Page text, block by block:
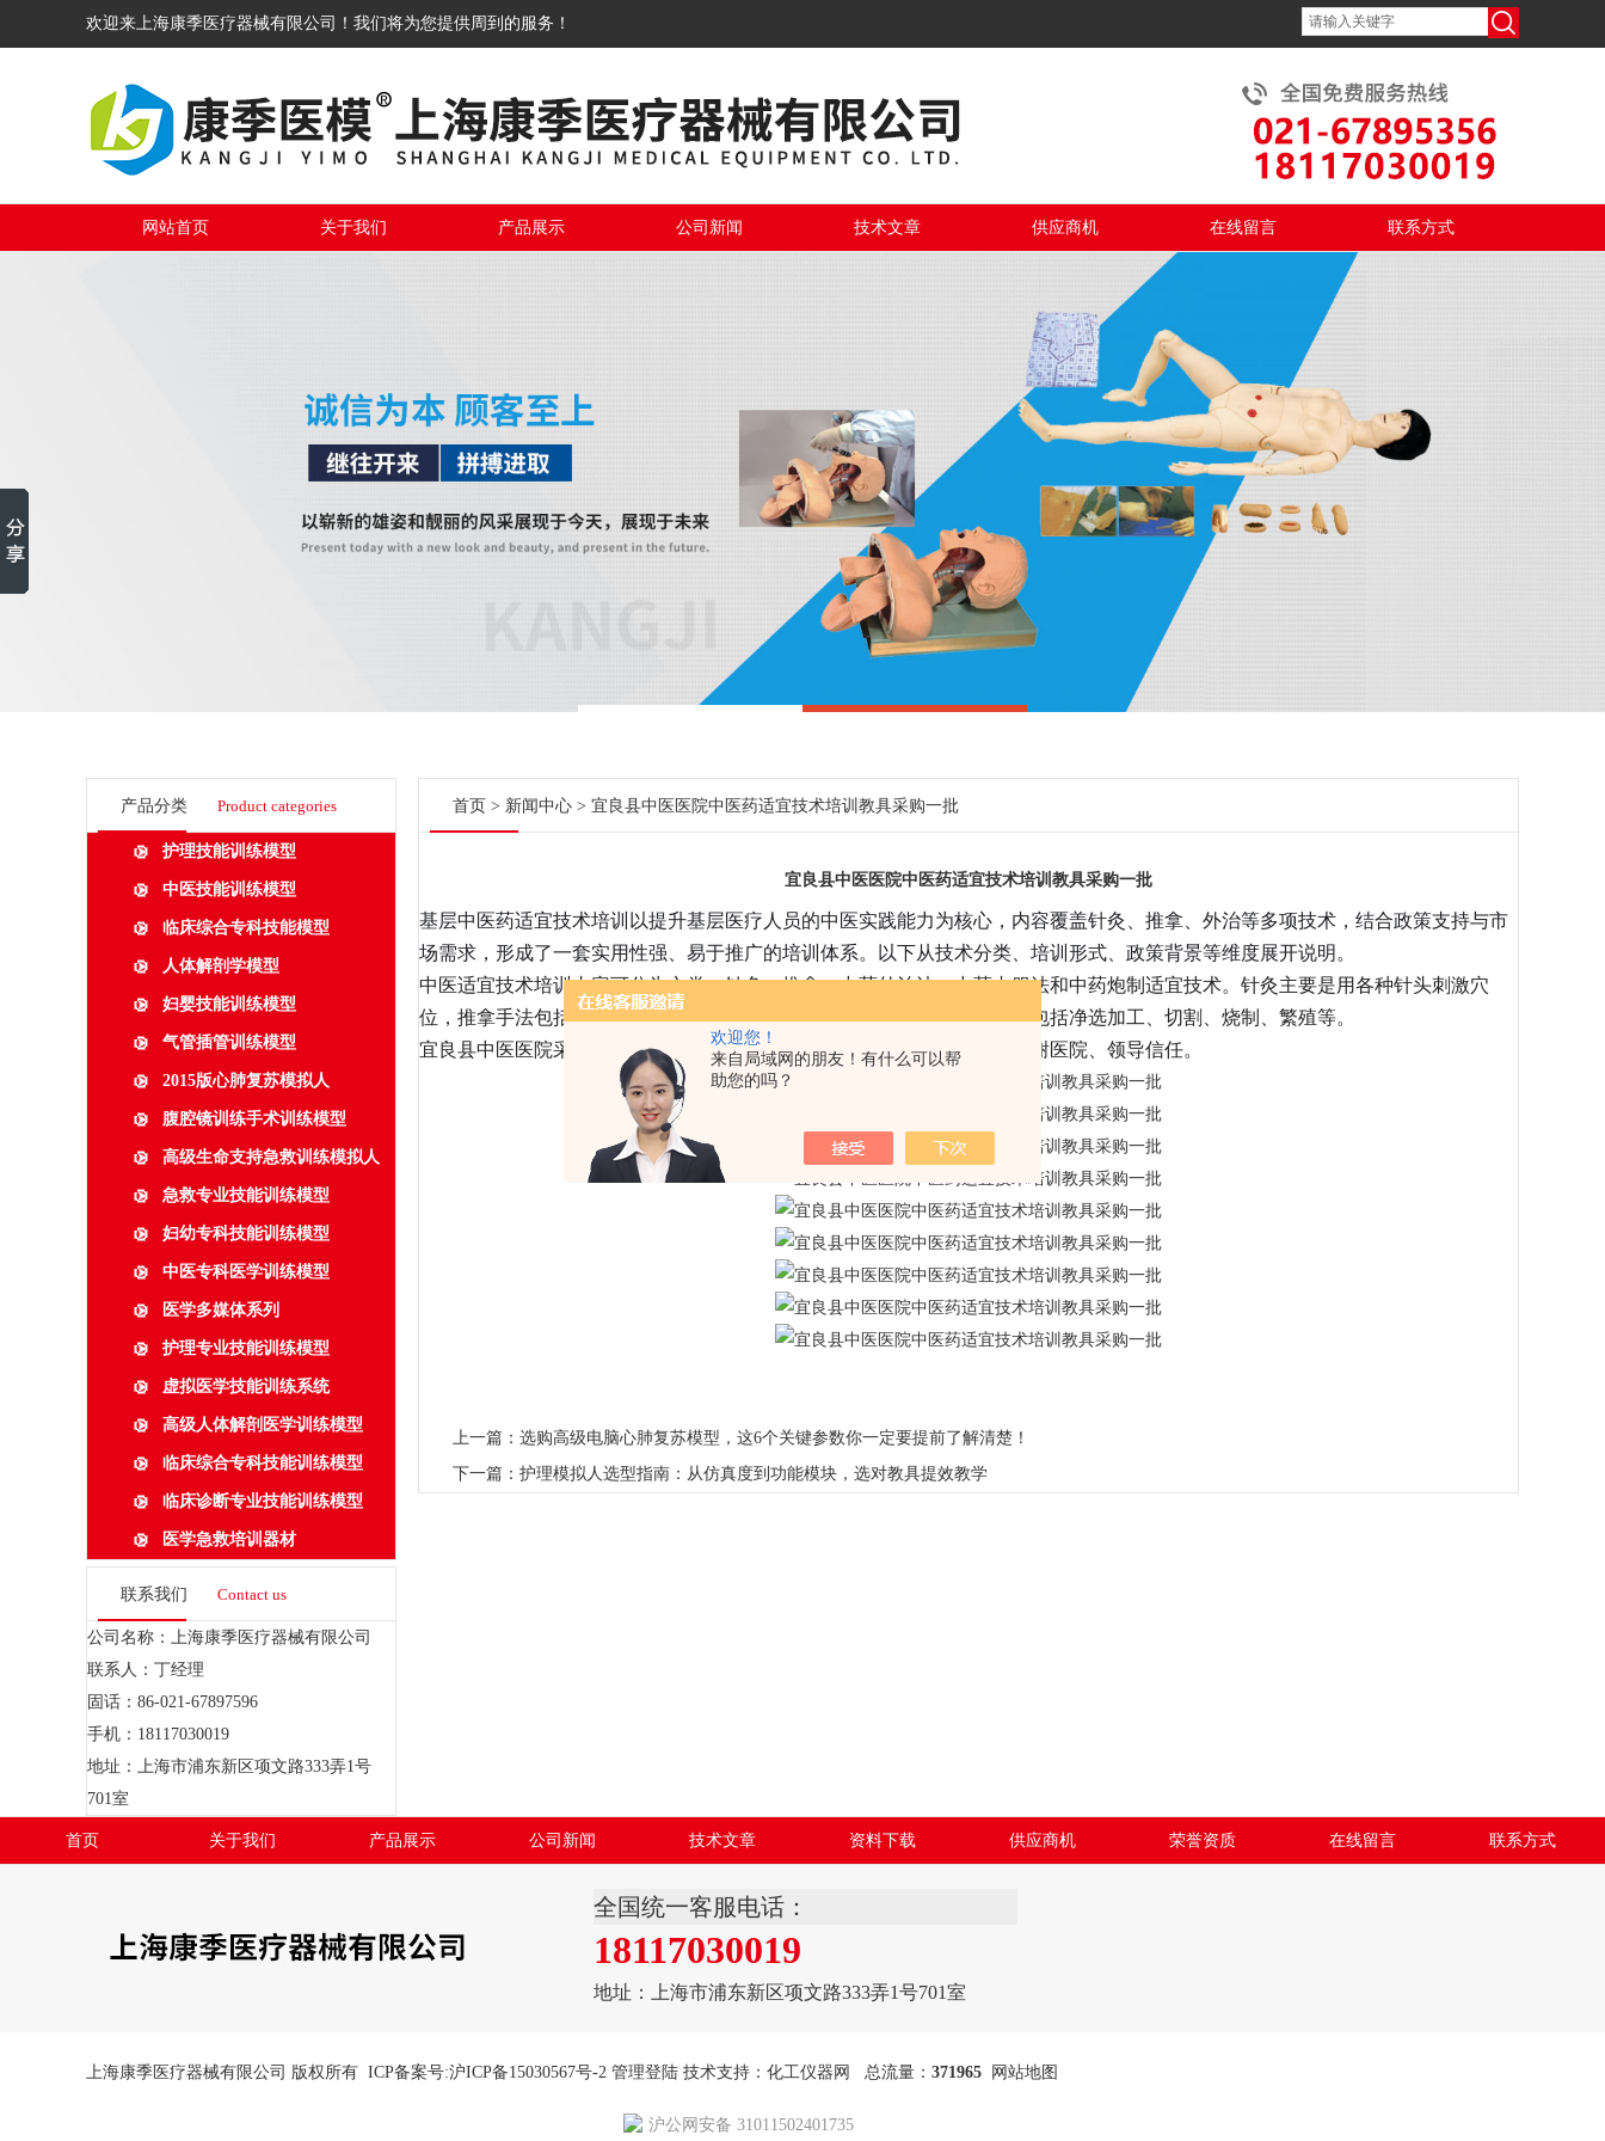
欢迎您！
来自局域网的朋友！有什么可以帮
助您的吗？
欢迎来上海康季医疗器械有限公司！我们将为您提供周到的服务！
网站首页 关于我们 产品展示 公司新闻 技术文章 供应商机 在线留言 联系方式
产品分类 Product categories
护理技能训练模型
中医技能训练模型
临床综合专科技能模型
人体解剖学模型
妇婴技能训练模型
气管插管训练模型
2015版心肺复苏模拟人
腹腔镜训练手术训练模型
高级生命支持急救训练模拟人
急救专业技能训练模型
妇幼专科技能训练模型
中医专科医学训练模型
医学多媒体系列
护理专业技能训练模型
虚拟医学技能训练系统
高级人体解剖医学训练模型
临床综合专科技能训练模型
临床诊断专业技能训练模型
医学急救培训器材
联系我们 Contact us
公司名称：上海康季医疗器械有限公司
联系人：丁经理
固话：86-021-67897596
手机：18117030019
地址：上海市浦东新区项文路333弄1号
701室
首页 > 新闻中心 > 宜良县中医医院中医药适宜技术培训教具采购一批
宜良县中医医院中医药适宜技术培训教具采购一批
基层中医药适宜技术培训以提升基层医疗人员的中医实践能力为核心，内容覆盖针灸、推拿、外治等多项技术，结合政策支持与市
场需求，形成了一套实用性强、易于推广的培训体系。以下从技术分类、培训形式、政策背景等维度展开说明。
中医适宜技术培训内容可分为六类：针灸、推拿、中药外治法、中药内服法和中药炮制适宜技术。针灸主要是用各种针头刺激穴
位，推拿手法包括头部按摩、足底按摩、脊骨疗法等，中药传统加工工艺包括净选加工、切割、烧制、繁殖等。
宜良县中医医院采购我公司的相关中医药适宜技术培训教具采购一批，感谢医院、领导信任。
上一篇： 选购高级电脑心肺复苏模型，这6个关键参数你一定要提前了解清楚！
下一篇： 护理模拟人选型指南：从仿真度到功能模块，选对教具提效教学
首页 关于我们 产品展示 公司新闻 技术文章 资料下载 供应商机 荣誉资质 在线留言 联系方式
全国统一客服电话：
18117030019
地址：上海市浦东新区项文路333弄1号701室
上海康季医疗器械有限公司 版权所有 ICP备案号:沪ICP备15030567号-2 管理登陆 技术支持： 化工仪器网 总流量： 371965 网站地图
沪公网安备 31011502401735